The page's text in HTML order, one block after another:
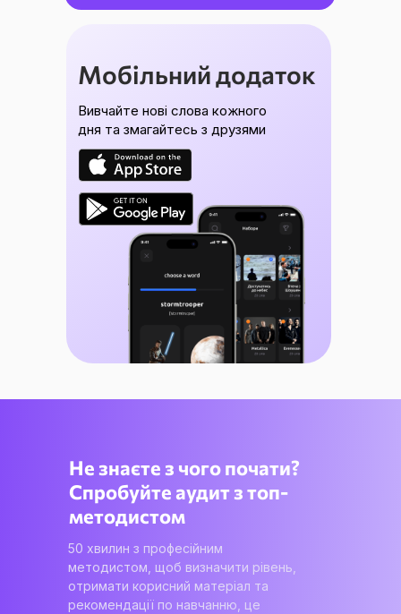
Вивчайте нові слова кожного
дня та змагайтесь з друзями
Мобільний додаток
Не знаєте з чого почати?
Спробуйте аудит з топ-
методистом
50 хвилин з професійним
методистом, щоб визначити рівень,
отримати корисний матеріал та
рекомендації по навчанню, це